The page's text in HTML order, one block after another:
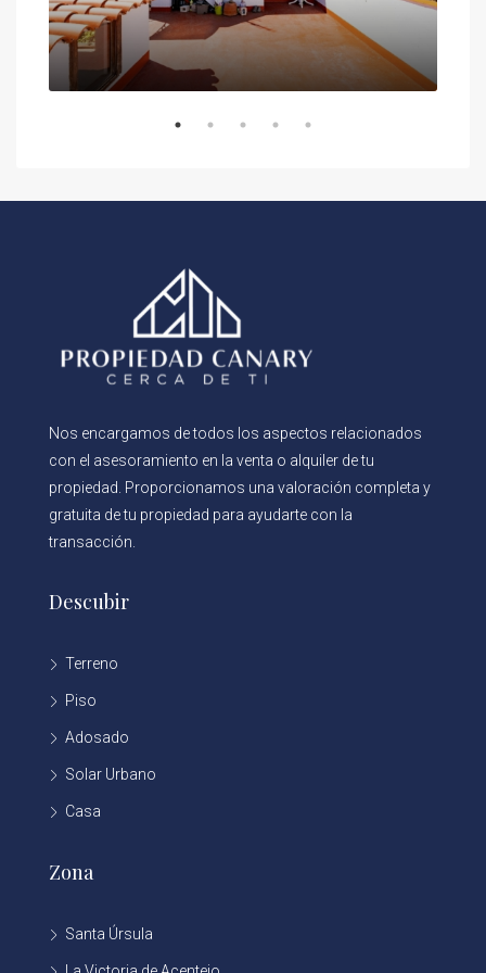
Nos encargamos de todos los aspectos relacionados
con el asesoramiento en la venta o alquiler de tu
propiedad. Proporcionamos una valoración completa y
gratuita de tu propiedad para ayudarte con la
transacción.
Descubir
Terreno
Piso
Adosado
Solar Urbano
Casa
Zona
Santa Úrsula